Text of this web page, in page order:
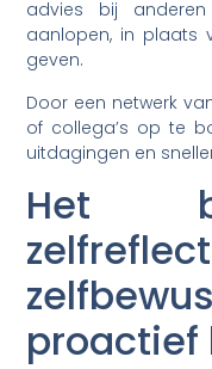
advies bij
aanlopen, in plaats
geven.
Door een netwerk
of collega’s op te
uitdagingen en
Het
proactief